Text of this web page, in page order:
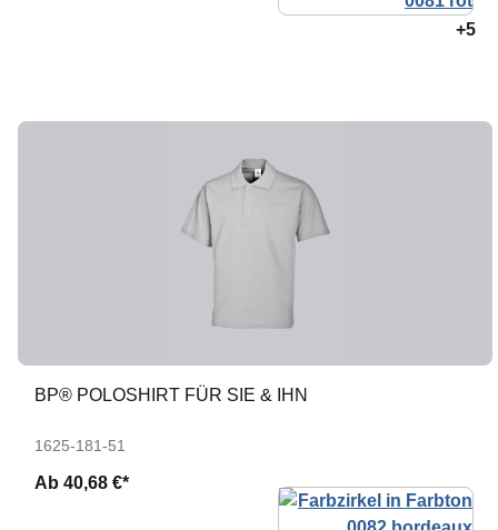
+5
BP® POLOSHIRT FÜR SIE & IHN
1625-181-51
Ab 40,68 €*